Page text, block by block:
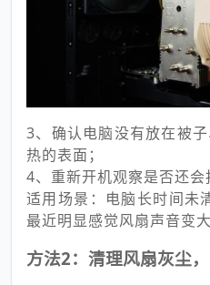
3、确认电脑没有放在被
热的表面；
4、重新开机观察是否还会
适用场景：电脑长时间未
最近明显感觉风扇声音变
方法2：清理风扇灰尘